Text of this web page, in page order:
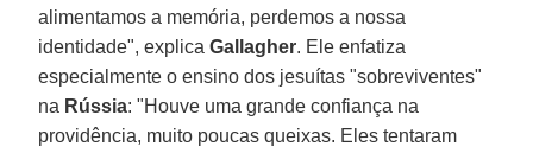
alimentamos a memória, perdemos a nossa
identidade", explicaGallagher. Ele enfatiza
especialmente o ensino dos jesuítas "sobreviventes"
na Rússia: "Houve uma grande confiança na
providência, muito poucas queixas. Eles tentaram